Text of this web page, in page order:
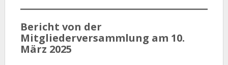
Bericht von der
Mitgliederversammlung am 10.
März 2025